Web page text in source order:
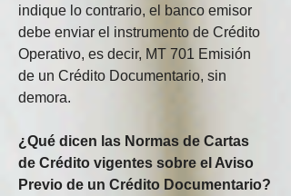
indique lo contrario, el banco emisor
debe enviar el instrumento de Crédito
Operativo, es decir, MT 701 Emisión
de un Crédito Documentario, sin
demora.
¿Qué dicen las Normas de Cartas
de Crédito vigentes sobre el Aviso
Previo de un Crédito Documentario?